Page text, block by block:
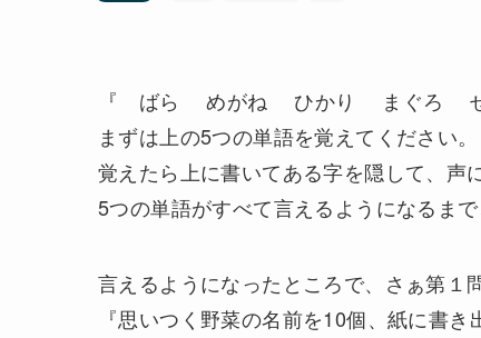
『 ばら めがね ひかり まぐろ
まずは上の5つの単語を覚えてください。
覚えたら上に書いてある字を隠して、声
5つの単語がすべて言えるようになるまで
言えるようになったところで、さぁ第１
『思いつく野菜の名前を10個、紙に書